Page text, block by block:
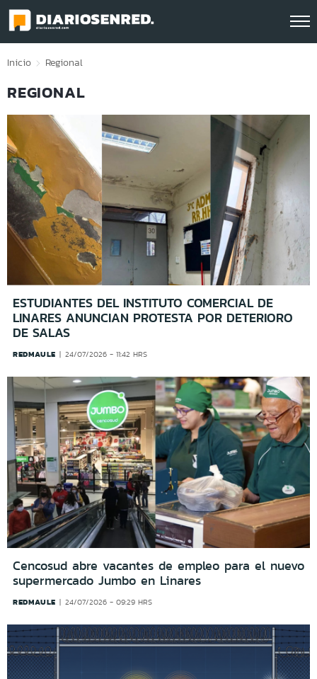
Click acá para ir directamente al contenido
Inicio Regional
REGIONAL
ESTUDIANTES DEL INSTITUTO COMERCIAL DE
LINARES ANUNCIAN PROTESTA POR DETERIORO
DE SALAS
REDMAULE 24/07/2026 - 11:42 HRS
Cencosud abre vacantes de empleo para el nuevo
supermercado Jumbo en Linares
REDMAULE 24/07/2026 - 09:29 HRS